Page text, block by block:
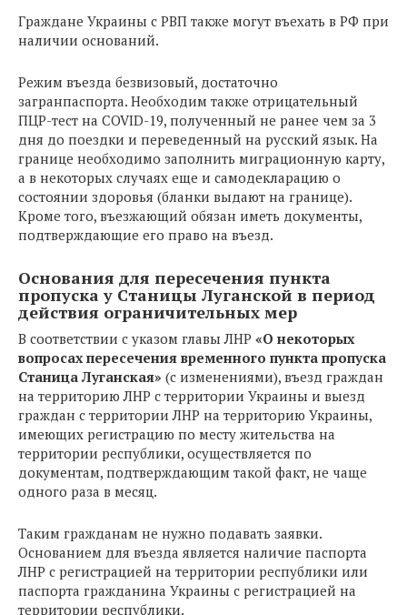
Граждане Украины с РВП также могут въехать в РФ при
наличии оснований.
Режим въезда безвизовый, достаточно
загранпаспорта. Необходим также отрицательный
ПЦР-тест на COVID-19, полученный не ранее чем за 3
дня до поездки и переведенный на русский язык. На
границе необходимо заполнить миграционную карту,
а в некоторых случаях еще и самодекларацию о
состоянии здоровья (бланки выдают на границе).
Кроме того, въезжающий обязан иметь документы,
подтверждающие его право на въезд.
Основания для пересечения пункта
пропуска у Станицы Луганской в период
действия ограничительных мер
В соответствии с указом главы ЛНР «О некоторых
вопросах пересечения временного пункта пропуска
Станица Луганская» (с изменениями), въезд граждан
на территорию ЛНР с территории Украины и выезд
граждан с территории ЛНР на территорию Украины,
имеющих регистрацию по месту жительства на
территории республики, осуществляется по
документам, подтверждающим такой факт, не чаще
одного раза в месяц.
Таким гражданам не нужно подавать заявки.
Основанием для въезда является наличие паспорта
ЛНР с регистрацией на территории республики или
паспорта гражданина Украины с регистрацией на
территории республики.